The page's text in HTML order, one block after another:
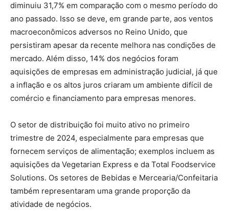
diminuiu 31,7% em comparação com o mesmo período do
ano passado. Isso se deve, em grande parte, aos ventos
macroeconômicos adversos no Reino Unido, que
persistiram apesar da recente melhora nas condições de
mercado. Além disso, 14% dos negócios foram
aquisições de empresas em administração judicial, já que
a inflação e os altos juros criaram um ambiente difícil de
comércio e financiamento para empresas menores.
O setor de distribuição foi muito ativo no primeiro
trimestre de 2024, especialmente para empresas que
fornecem serviços de alimentação; exemplos incluem as
aquisições da Vegetarian Express e da Total Foodservice
Solutions. Os setores de Bebidas e Mercearia/Confeitaria
também representaram uma grande proporção da
atividade de negócios.